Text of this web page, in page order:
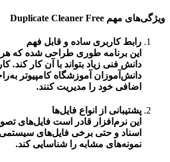
ویژگی‌های مهم Duplicate Cleaner Free
رابط کاربری ساده و قابل فهم
این برنامه طوری طراحی شده که
دانش فنی زیاد بتواند با آن کار کند.
دانش‌آموزان آموزشگاه کامپیوتر
اضافی خود را مدیریت کنند.
پشتیبانی از انواع فایل‌ها
این نرم‌افزار قادر است فایل‌های
اسناد و حتی برخی فایل‌های
نمونه‌های مشابه را شناسایی کند.